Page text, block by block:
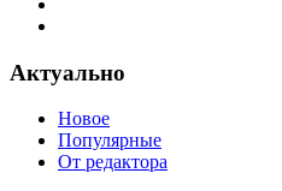
Актуально
Новое
Популярные
От редактора